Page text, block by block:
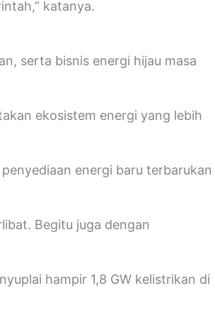
katanya.
serta bisnis energi hijau masa
ekosistem energi yang lebih
energi baru terbarukan
Begitu juga dengan
hampir 1,8 GW kelistrikan di